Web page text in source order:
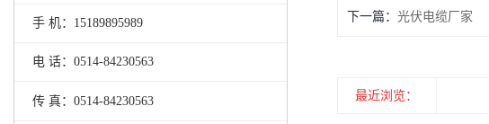
手 机：15189895989
电 话：0514-84230563
传 真：0514-84230563
下一篇： 光伏电缆厂家
最近浏览：